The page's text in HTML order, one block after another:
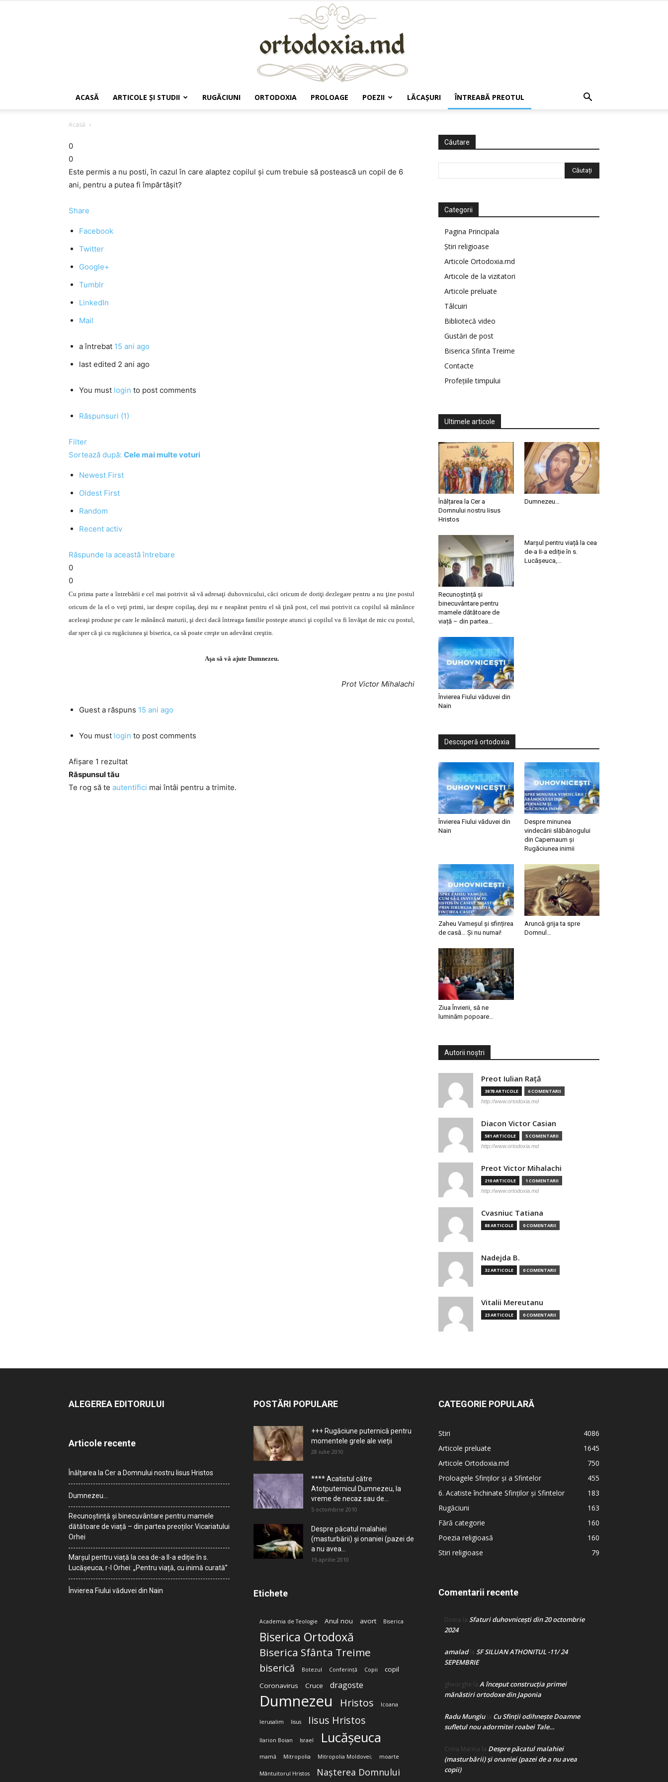
ACASĂ ARTICOLE ŞI STUDII RUGĂCIUNI ORTODOXIA PROLOAGE POEZII LĂCAŞURI ÎNTREABĂ PREOTUL
Acasă
0
0
Este permis a nu posti, în cazul în care alaptez copilul şi cum trebuie să postească un copil de 6
ani, pentru a putea fi împărtăşit?
Share
Facebook
Twitter
Google+
Tumblr
LinkedIn
Mail
a întrebat 15 ani ago
last edited 2 ani ago
You must login to post comments
Răspunsuri (1)
Filter
Sortează după: Cele mai multe voturi
Newest First
Oldest First
Random
Recent activ
Răspunde la această întrebare
0
0
Cu prima parte a întrebării e cel mai potrivit să vă adresaţi duhovnicului, căci oricum de doriţi dezlegare pentru a nu ţine postul
oricum de la el o veţi primi, iar despre copilaş, deşi nu e neapărat pentru el să ţină post, cel mai potrivit ca copilul să mănănce
aceleaşi produse pe care le mănâncă maturii, şi deci dacă întreaga familie posteşte atunci şi copilul va fi învăţat de mic cu postul,
dar sper că şi cu rugăciunea şi biserica, ca să poate creşte un adevărat creştin.
Aşa să vă ajute Dumnezeu.
Prot Victor Mihalachi
Guest a răspuns 15 ani ago
You must login to post comments
Afișare 1 rezultat
Răspunsul tău
Te rog să te autentifici mai întâi pentru a trimite.
Căutare
Categorii
Pagina Principala
Știri religioase
Articole Ortodoxia.md
Articole de la vizitatori
Articole preluate
Tâlcuiri
Bibliotecă video
Gustări de post
Biserica Sfinta Treime
Contacte
Profețiile timpului
Ultimele articole
Înălțarea la Cer a
Domnului nostru Iisus
Hristos
Dumnezeu…
Recunoștință și
binecuvântare pentru
mamele dătătoare de
viață – din partea...
Marșul pentru viață la cea
de-a II-a ediție în s.
Lucășeuca,...
Învierea Fiului văduvei din
Nain
Descoperă ortodoxia
Învierea Fiului văduvei din
Nain
Despre minunea
vindecării slăbănogului
din Capernaum și
Rugăciunea inimii
Zaheu Vameșul și sfințirea
de casă… Și nu numai!
Aruncă grija ta spre
Domnul…
Ziua Învierii, să ne
luminăm popoare…
Autorii noștri
Preot Iulian Raţă
3878 ARTICOLE 6 COMENTARII
http://www.ortodoxia.md
Diacon Victor Casian
581 ARTICOLE 5 COMENTARII
http://www.ortodoxia.md
Preot Victor Mihalachi
210 ARTICOLE 1 COMENTARII
http://www.ortodoxia.md
Cvasniuc Tatiana
88 ARTICOLE 0 COMENTARII
Nadejda B.
32 ARTICOLE 0 COMENTARII
Vitalii Mereutanu
23 ARTICOLE 0 COMENTARII
ALEGEREA EDITORULUI
Articole recente
Înălțarea la Cer a Domnului nostru Iisus Hristos
Dumnezeu…
Recunoștință și binecuvântare pentru mamele
dătătoare de viață – din partea preoților Vicariatului
Orhei
Marșul pentru viață la cea de-a II-a ediție în s.
Lucășeuca, r-l Orhei: „Pentru viață, cu inimă curată”
Învierea Fiului văduvei din Nain
POSTĂRI POPULARE
+++ Rugăciune puternică pentru
momentele grele ale vieţii
28 iulie 2010
**** Acatistul către
Atotputernicul Dumnezeu, la
vreme de necaz sau de...
5 octombrie 2010
Despre păcatul malahiei
(masturbării) şi onaniei (pazei de
a nu avea...
15 aprilie 2010
Etichete
Academia de Teologie Anul nou avort Biserica
Biserica Ortodoxă
Biserica Sfânta Treime
biserică Botezul Conferință Copii
copil
Coronavirus
Cruce dragoste
Dumnezeu Hristos Icoana
Ierusalim Iisus Iisus Hristos
Ilarion Boian Israel Lucășeuca
mamă Mitropolia Mitropolia Moldovei; moarte
Mântuitorul Hristos Nașterea Domnului
CATEGORIE POPULARĂ
Stiri
4086
Articole preluate
1645
Articole Ortodoxia.md
750
Proloagele Sfinților și a Sfintelor
455
6. Acatiste închinate Sfinților și Sfintelor
183
Rugăciuni
163
Fără categorie
160
Poezia religioasă
160
Stiri religioase
79
Comentarii recente
Doina la Sfaturi duhovnicești din 20 octombrie
2024
amaladla SF SILUAN ATHONITUL -11/ 24
SEPEMBRIE
gheorghe la A început construcţia primei
mănăstiri ortodoxe din Japonia
Radu Mungiula Cu Sfinții odihnește Doamne
sufletul nou adormitei roabei Tale…
Crina Marina la Despre păcatul malahiei
(masturbării) şi onaniei (pazei de a nu avea
copii)